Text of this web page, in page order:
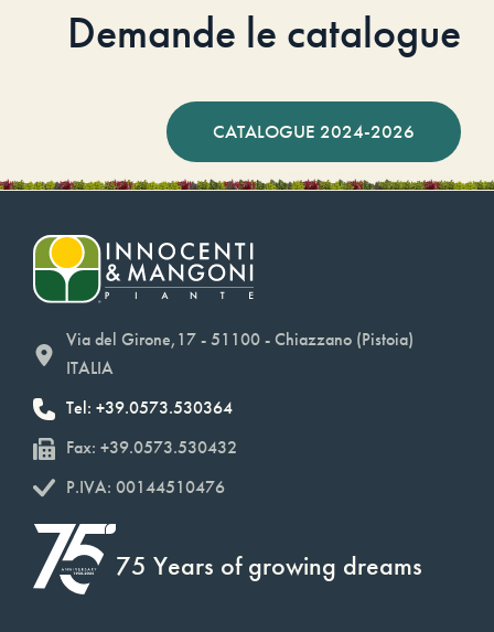
Demande le catalogue
CATALOGUE 2024-2026
Via del Girone,17 - 51100 - Chiazzano (Pistoia)
ITALIA
Tel: +39.0573.530364
Fax: +39.0573.530432
P.IVA: 00144510476
75 Years of growing dreams